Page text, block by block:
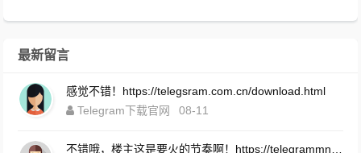
最新留言
感觉不错！https://telegsram.com.cn/download.html
Telegram下载官网
08-11
不错哦，楼主这是要火的节奏啊！https://telegrammns.com.cn/